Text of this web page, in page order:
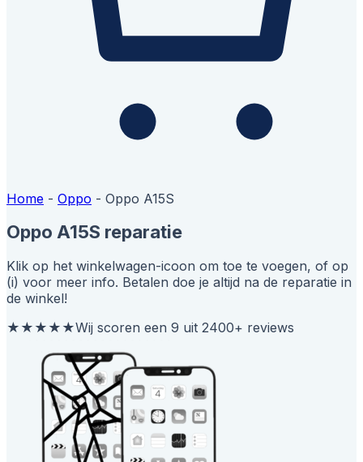
Home - Oppo - Oppo A15S
Oppo A15S reparatie
Klik op het winkelwagen-icoon om toe te voegen, of op
(i) voor meer info. Betalen doe je altijd na de reparatie in
de winkel!
★★★★★Wij scoren een 9 uit 2400+ reviews